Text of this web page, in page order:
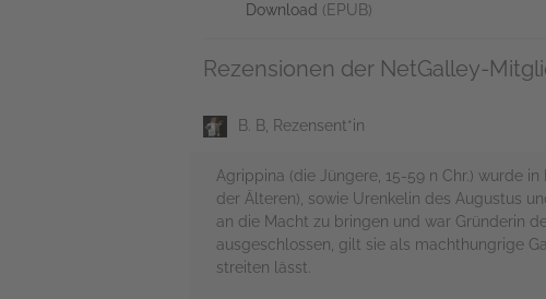
Download (EPUB)
Rezensionen der NetGalley-
B. B, Rezensent*in
Agrippina (die Jüngere, 15-59 n Chr.) wurde
der Älteren), sowie Urenkelin des Augustus
an die Macht zu bringen und war Gründerin
ausgeschlossen, gilt sie als machthungrige
streiten lässt.